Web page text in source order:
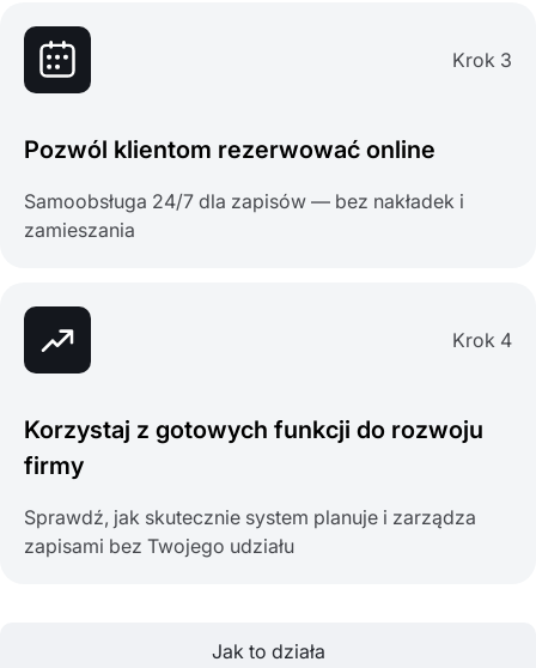
Krok 3
Pozwól klientom rezerwować online
Samoobsługa 24/7 dla zapisów — bez nakładek i
zamieszania
Krok 4
Korzystaj z gotowych funkcji do rozwoju
firmy
Sprawdź, jak skutecznie system planuje i zarządza
zapisami bez Twojego udziału
Jak to działa